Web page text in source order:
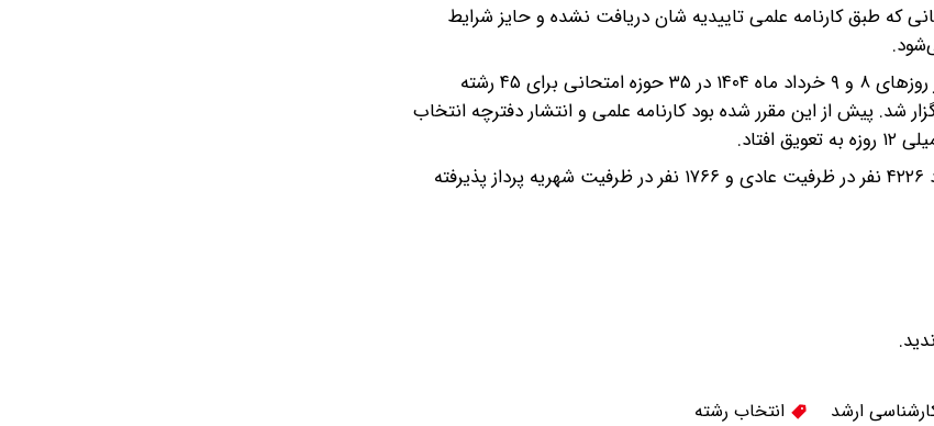
که طبق کارنامه علمی تاییدیه شان دریافت نشده و حایز شرایط
به گزارش مهر، آزمون کارشناسی ارشد گروه علوم پزشکی سال ۱۴۰۴ در روزهای ٨ و ٩ خرداد ماه ۱۴۰۴ در ۳۵ حوزه امتحانی برای ۴۵ رشته
با حضور بیش از ۴۸ هزار داوطلب برگزار شد. پیش از این مقرر شده بود کارنامه علمی و انتشار دفترچه انتخاب
ظرفیت اعلامی به صورت اولیه ۵ هزار و ۹۹۲ نفر است که از این تعداد ۴۲۲۶ نفر در ظرفیت عادی و ۱۷۶۶ نفر در ظرفیت شهریه پرداز پذیرفته
ارشد انتخاب رشته